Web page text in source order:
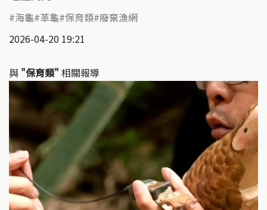
海龜 革龜 保育類 廢棄漁網
2026-04-20 19:21
與 "保育類" 相關報導